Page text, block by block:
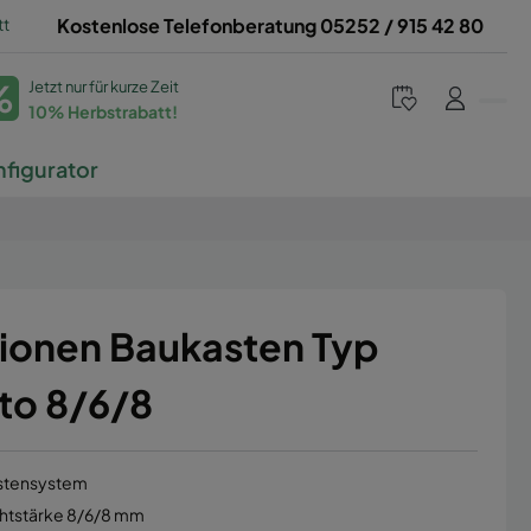
Kostenlose Telefonberatung 05252 / 915 42 80
Jetzt nur für kurze Zeit
10% Herbstrabatt!
Baukasten Typ
8/6/8
8/6/8 mm